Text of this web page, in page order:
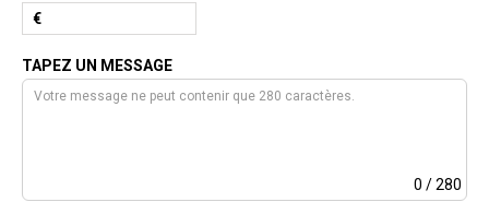
€
TAPEZ UN MESSAGE
0 / 280